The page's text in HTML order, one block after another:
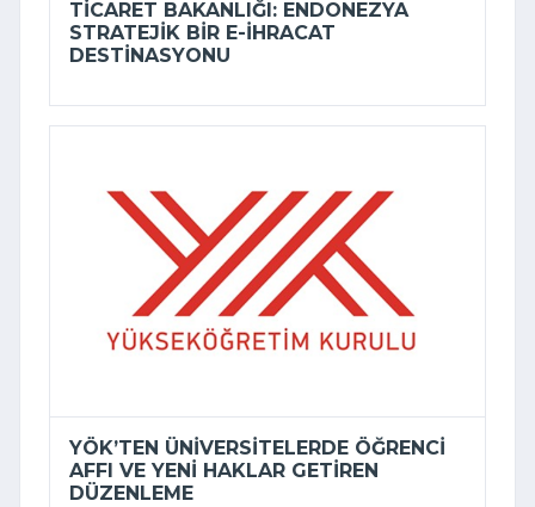
TICARET BAKANLIĞI: ENDONEZYA
STRATEJIK BIR E-İHRACAT
DESTINASYONU
YÖK’TEN ÜNIVERSITELERDE ÖĞRENCI
AFFI VE YENI HAKLAR GETIREN
DÜZENLEME